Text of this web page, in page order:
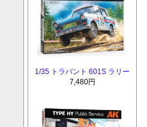
1/35 トラバント 601S ラリー
7,480円